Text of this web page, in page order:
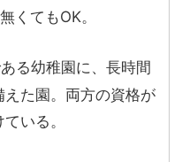
くてもOK。
る幼稚園に、長時間
た園。両方の資格が
いる。